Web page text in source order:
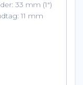
33 mm (1″)
11 mm